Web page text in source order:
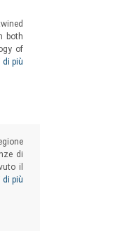
both
of
di più
di
il
vita
di più